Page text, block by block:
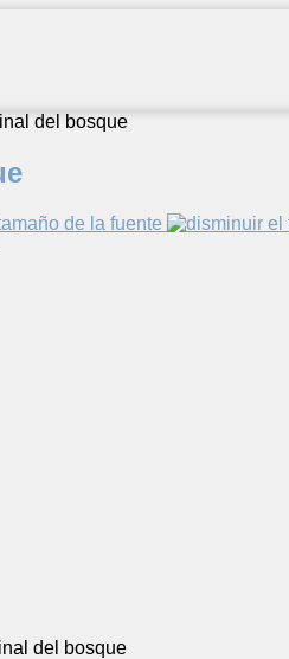
del bosque
de la fuente
del bosque